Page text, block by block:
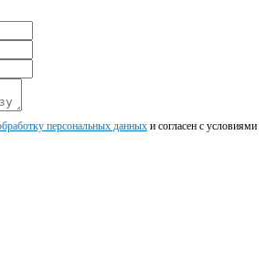
персональных данных и согласен с условиями